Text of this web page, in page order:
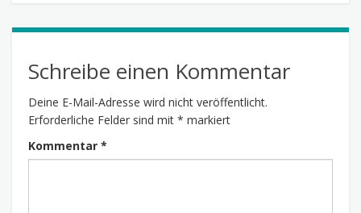
Schreibe einen Kommentar
Deine E-Mail-Adresse wird nicht veröffentlicht.
Erforderliche Felder sind mit * markiert
Kommentar *